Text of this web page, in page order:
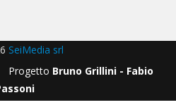
SeiMedia srl
Bruno Grillini - Fabio